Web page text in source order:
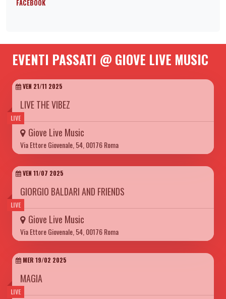
FACEBOOK
EVENTI PASSATI @ GIOVE LIVE MUSIC
LIVE
VEN 21/11 2025
LIVE THE VIBEZ
Giove Live Music
Via Ettore Giovenale, 54, 00176 Roma
LIVE
VEN 11/07 2025
GIORGIO BALDARI AND FRIENDS
Giove Live Music
Via Ettore Giovenale, 54, 00176 Roma
LIVE
MER 19/02 2025
MAGIA